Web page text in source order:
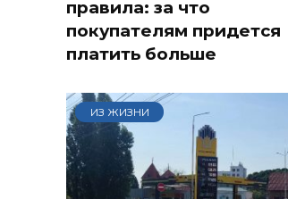
правила: за что
покупателям придется
платить больше
ИЗ ЖИЗНИ